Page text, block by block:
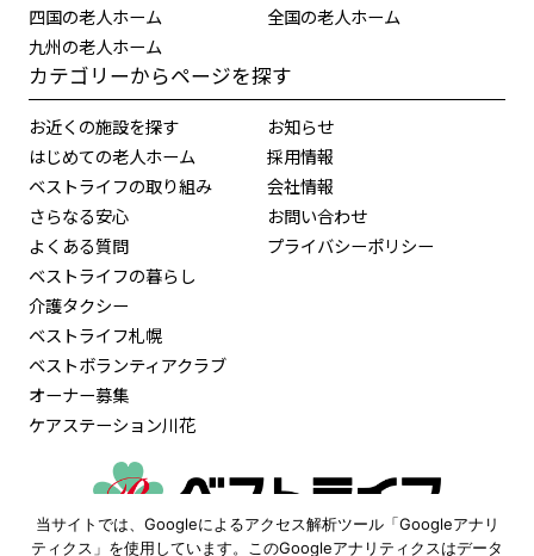
四国の老人ホーム
九州の老人ホーム
全国の老人ホーム
カテゴリーからページを探す
お近くの施設を探す
はじめての老人ホーム
ベストライフの取り組み
さらなる安心
よくある質問
ベストライフの暮らし
介護タクシー
ベストライフ札幌
ベストボランティアクラブ
オーナー募集
ケアステーション川花
お知らせ
採用情報
会社情報
お問い合わせ
プライバシーポリシー
当サイトでは、Googleによるアクセス解析ツール「Googleアナリ
ティクス」を使用しています。このGoogleアナリティクスはデータ